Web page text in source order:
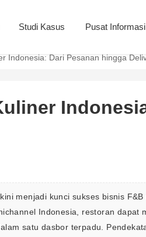
Studi Kasus Pusat Informasi
Indonesia: Dari Pesanan hingga
menjadi kunci sukses bisnis
Indonesia, restoran dapat
satu dasbor terpadu.